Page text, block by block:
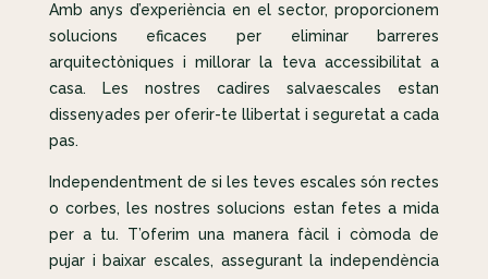
Amb anys d’experiència en el sector, proporcionem
solucions eficaces per eliminar barreres
arquitectòniques i millorar la teva accessibilitat a
casa. Les nostres cadires salvaescales estan
dissenyades per oferir-te llibertat i seguretat a cada
pas.
Independentment de si les teves escales són rectes
o corbes, les nostres solucions estan fetes a mida
per a tu. T’oferim una manera fàcil i còmoda de
pujar i baixar escales, assegurant la independència